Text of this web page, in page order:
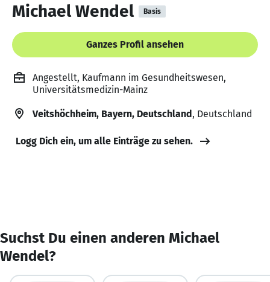
Michael Wendel Basis
Ganzes Profil ansehen
Angestellt, Kaufmann im Gesundheitswesen,
Universitätsmedizin-Mainz
Veitshöchheim, Bayern, Deutschland, Deutschland
Logg Dich ein, um alle Einträge zu sehen.
Suchst Du einen anderen Michael
Wendel?